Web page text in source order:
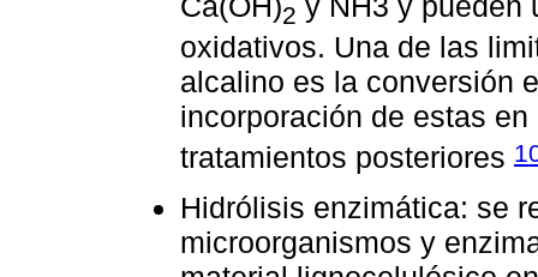
2
oxidativos. Una de las
alcalino es la conversión
incorporación de estas
tratamientos posteriores
Hidrólisis enzimática: se
microorganismos y